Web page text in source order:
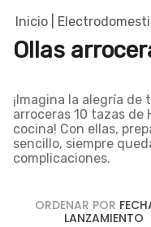
Ollas
¡Imagina la alegría de
arroceras 10 tazas de
cocina! Con ellas,
sencillo, siempre
complicaciones.
ORDENAR POR
LANZAMIENTO
batería
.
ventilador
.
licuadora
.
ollas
cafetera